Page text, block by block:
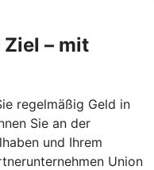
– mit
regelmäßig Geld in
Sie an der
und Ihrem
Union